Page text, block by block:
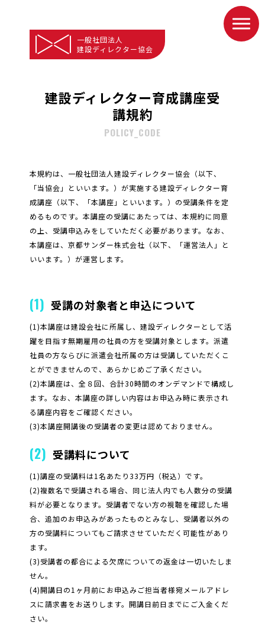
一般社団法人
建設ディレクター協会
建設ディレクター育成講座受
講規約
POLICY_CODE
本規約は、一般社団法人建設ディレクター協会（以下、
「当協会」といいます。）が実施する建設ディレクター育
成講座（以下、「本講座」といいます。）の受講条件を定
めるものです。本講座の受講にあたっては、本規約に同意
の上、受講申込みをしていただく必要があります。なお、
本講座は、京都サンダー株式会社（以下、「運営法人」と
いいます。）が運営します。
(1) 受講の対象者と申込について
(1)本講座は建設会社に所属し、建設ディレクターとして活
躍を目指す無期雇用の社員の方を受講対象とします。派遣
社員の方ならびに派遣会社所属の方は受講していただくこ
とができませんので、あらかじめご了承ください。
(2)本講座は、全８回、合計30時間のオンデマンドで構成し
ます。なお、本講座の詳しい内容はお申込み時に表示され
る講座内容をご確認ください。
(3)本講座開講後の受講者の変更は認めておりません。
(2) 受講料について
(1)講座の受講料は1名あたり33万円（税込）です。
(2)複数名で受講される場合、同じ法人内でも人数分の受講
料が必要となります。受講者でない方の視聴を確認した場
合、追加のお申込みがあったものとみなし、受講者以外の
方の受講料についてもご請求させていただく可能性があり
ます。
(3)受講者の都合による欠席についての返金は一切いたしま
せん。
(4)開講日の1ヶ月前にお申込みご担当者様宛メールアドレ
スに請求書をお送りします。開講日前日までにご入金くだ
さい。